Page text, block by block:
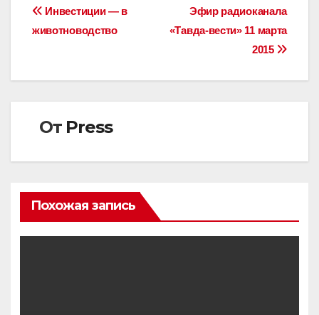
Навигация
записям
Эфир радиоканала
«Тавда-вести» 11 марта
2015
Инвестиции — в
животноводство
От Press
Похожая запись